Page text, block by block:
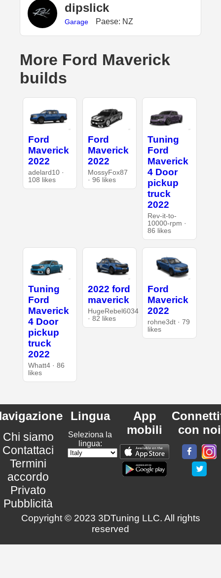
dipslick
Garage Paese: NZ
More Ford Maverick
builds
Ford
Maverick
2022
adelard10 ·
108 likes
Ford
Maverick
2022
MossyFox87
· 96 likes
Tuning
Ford
Maverick
4 Door
pickup
truck
2022
Rev-it-to-
10000-rpm ·
86 likes
Tuning
Ford
Maverick
4 Door
pickup
truck
2022
Whatt4 · 86
likes
2022 ford
maverick
HugeRebel6034
· 82 likes
Ford
Maverick
2022
rohne3dt · 79
likes
Chi siamo
Contattaci
Termini
accordo
Privato
Pubblicità
Lingua
Seleziona la
lingua:
App
mobili
con noi
Copyright © 2023 3DTuning LLC. All rights
reserved